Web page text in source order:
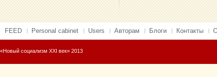
FEED Personal cabinet Users Авторам Блоги Контакты
«Новый социализм XXI век» 2013